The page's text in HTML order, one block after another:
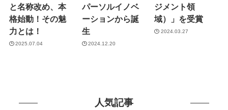
と名称改め、本
格始動！その魅
力とは！
2025.07.04
パーソルイノベ
ーションから誕
生
2024.12.20
ジメント領
域）」を受賞
2024.03.27
人気記事